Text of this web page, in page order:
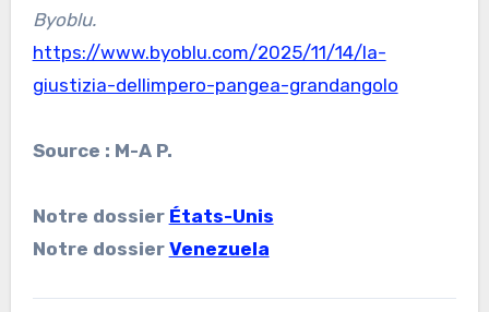
Byoblu.
https://www.byoblu.com/2025/11/14/la-
giustizia-dellimpero-pangea-grandangolo
Source : M-A P.
Notre dossier États-Unis
Notre dossier Venezuela